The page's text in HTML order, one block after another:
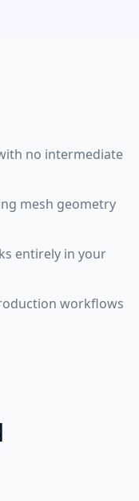
no intermediate
mesh geometry
entirely in your
workflows